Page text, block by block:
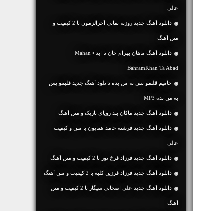
عالی
دانلود آهنگ جديد روزبه بمانی آخرالزمون با 2 کیفیت و
متن آهنگ
دانلود آهنگ ماهان بهرام خان تا ابد • Mahan
BahramKhan Ta Abad
حامیم قلبمو پس به من بده دانلود آهنگ جدید قلبمو پس
به من بده MP3
دانلود آهنگ جديد ماکان بند رویای تاریک و متن آهنگ
دانلود آهنگ جديد فرشته حامد همایون با متن و کیفیت
عالی
دانلود آهنگ جديد فرزاد فرخ نور با 2 کیفیت و متن آهنگ
دانلود آهنگ جديد فرزاد فرزین کلبه با 2 کیفیت و متن آهنگ
دانلود آهنگ جديد علی اصحابی سیگار با 2 کیفیت و متن
آهنگ